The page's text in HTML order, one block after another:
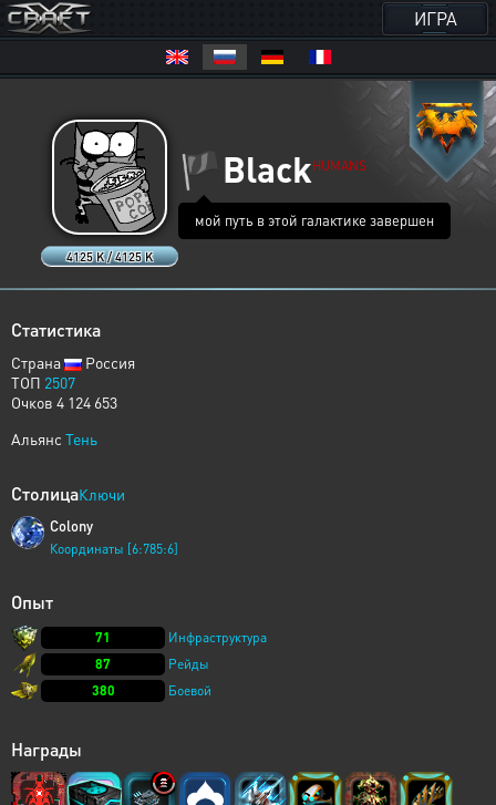
ИГРА
4125 K / 4125 K
🏴 BlackHUMANS
мой путь в этой галактике завершен
Статистика
Страна
Россия
ТОП 2507
Очков 4 124 653
Альянс Тень
СтолицаКлючи
Colony
Координаты [6:785:6]
Опыт
71
Инфраструктура
87
Рейды
380
Боевой
Награды